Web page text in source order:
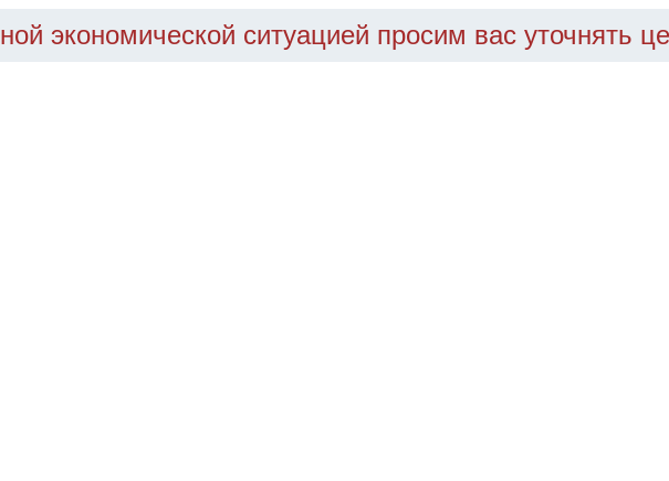
экономической ситуацией просим вас уточнять